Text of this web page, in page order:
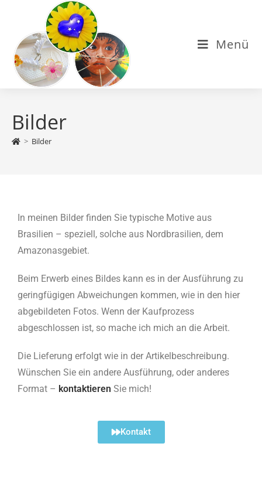
Menü
Bilder
> Bilder
In meinen Bilder finden Sie typische Motive aus
Brasilien – speziell, solche aus Nordbrasilien, dem
Amazonasgebiet.
Beim Erwerb eines Bildes kann es in der Ausführung zu
geringfügigen Abweichungen kommen, wie in den hier
abgebildeten Fotos. Wenn der Kaufprozess
abgeschlossen ist, so mache ich mich an die Arbeit.
Die Lieferung erfolgt wie in der Artikelbeschreibung.
Wünschen Sie ein andere Ausführung, oder anderes
Format – kontaktieren Sie mich!
Kontakt